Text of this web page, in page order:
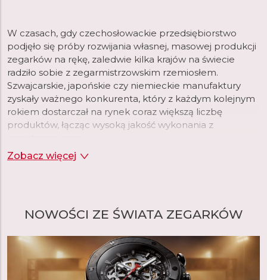
W czasach, gdy czechosłowackie przedsiębiorstwo
podjęło się próby rozwijania własnej, masowej produkcji
zegarków na rękę, zaledwie kilka krajów na świecie
radziło sobie z zegarmistrzowskim rzemiosłem.
Szwajcarskie, japońskie czy niemieckie manufaktury
zyskały ważnego konkurenta, który z każdym kolejnym
rokiem dostarczał na rynek coraz większą liczbę
produktów, łącząc wysoką jakość wykonania z
Do lat 90. ubiegłego wieku, produkowane przez Prim
zagranicznych marek trwał do 2008 roku, kiedy to
hodinarska, która stała się jedną z największych i
najważniejszych manufaktur zegarmistrzowskich w
Europie.
Zobacz więcej
NOWOŚCI ZE ŚWIATA ZEGARKÓW